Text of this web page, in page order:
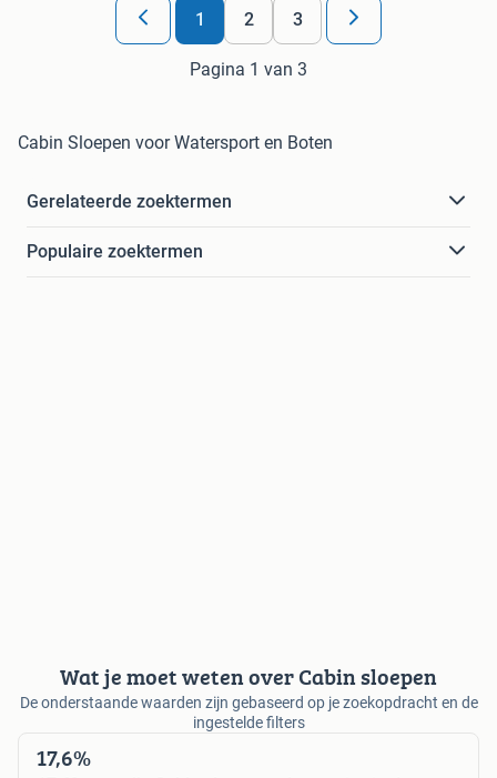
1 2 3
Pagina 1 van 3
Cabin Sloepen voor Watersport en Boten
Gerelateerde zoektermen
Populaire zoektermen
Wat je moet weten over Cabin sloepen
De onderstaande waarden zijn gebaseerd op je zoekopdracht en de
ingestelde filters
17,6%